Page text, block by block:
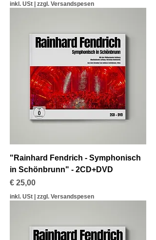
inkl. USt zzgl. Versandspesen
"Rainhard Fendrich - Symphonisch
in Schönbrunn" - 2CD+DVD
Preis
€ 25,00
inkl. USt zzgl. Versandspesen